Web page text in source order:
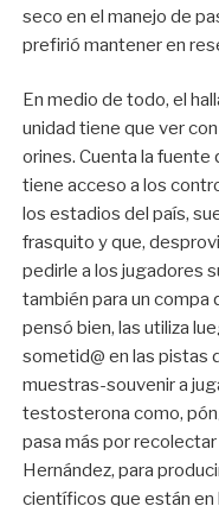
seco en el manejo de
prefirió mantener en
En medio de todo, el
unidad tiene que ver
orines. Cuenta la fuente
tiene acceso a los
los estadios del país,
frasquito y que,
pedirle a los jugadores
también para un compa
pensó bien, las utiliza
sometid@ en las pistas
muestras-souvenir a
testosterona como,
pasa más por
Hernández, para
científicos que están en